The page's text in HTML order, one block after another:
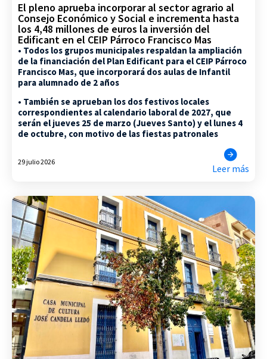
El pleno aprueba incorporar al sector agrario al
Consejo Económico y Social e incrementa hasta
los 4,48 millones de euros la inversión del
Edificant en el CEIP Párroco Francisco Mas
• Todos los grupos municipales respaldan la ampliación
de la financiación del Plan Edificant para el CEIP Párroco
Francisco Mas, que incorporará dos aulas de Infantil
para alumnado de 2 años
• También se aprueban los dos festivos locales
correspondientes al calendario laboral de 2027, que
serán el jueves 25 de marzo (Jueves Santo) y el lunes 4
de octubre, con motivo de las fiestas patronales
29 julio 2026
Leer más